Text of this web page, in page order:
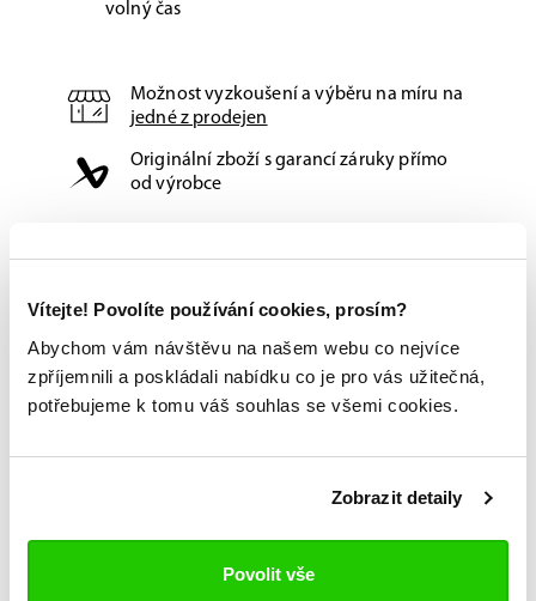
Vítejte! Povolíte používání cookies, prosím?
Abychom vám návštěvu na našem webu co nejvíce
zpříjemnili a poskládali nabídku co je pro vás užitečná,
potřebujeme k tomu váš souhlas se všemi cookies.
Zobrazit detaily
Povolit vše
volný čas
Možnost vyzkoušení a výběru na míru na
jedné z prodejen
Originální zboží s garancí záruky přímo
od výrobce